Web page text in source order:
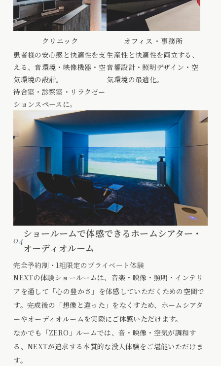
クリニック
患者様の安心感と快適性を支
える、音環境・映像機器・空
気環境の設計。
待合室・診察室・リラクゼー
ションスペースに。
オフィス・事務所
生産性と快適性を両立する、
音響設計・照明デザイン・空
気環境の最適化。
04
ショールームで体感できるホームシアター・
オーディオルーム
完全予約制・1組限定のプライベート体験
NEXTの体験ショールームは、音楽・映像・照明・インテリ
アを通して「心の豊かさ」を体感していただくための空間で
す。完成後の「想像と違った」をなくすため、ホームシアタ
ーやオーディオルームを実際にご体感いただけます。
なかでも「ZERO」ルームでは、音・映像・空気が調和す
る、NEXTが追求する本質的な没入体験をご堪能いただけま
す。